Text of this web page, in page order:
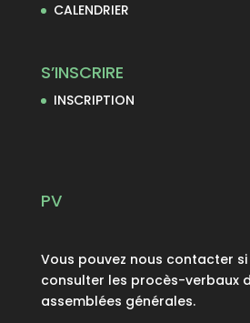
CALENDRIER
S’INSCRIRE
INSCRIPTION
PV
Vous pouvez nous contacter
consulter les procès-verbaux
assemblées générales.